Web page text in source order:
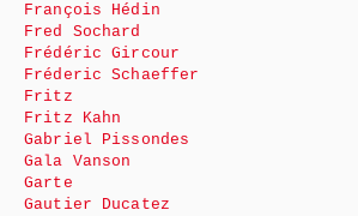
François Hédin
Fred Sochard
Frédéric Gircour
Fréderic Schaeffer
Fritz
Fritz Kahn
Gabriel Pissondes
Gala Vanson
Garte
Gautier Ducatez